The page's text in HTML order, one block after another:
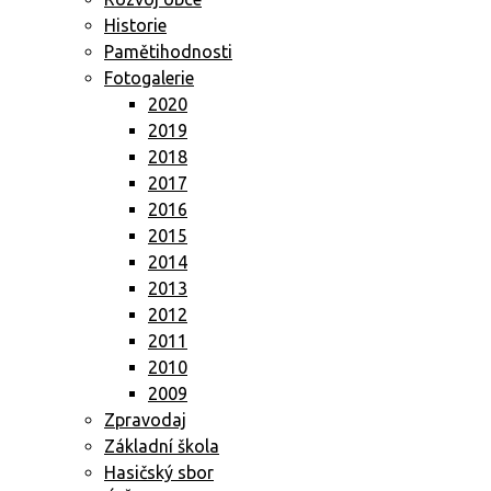
Historie
Pamětihodnosti
Fotogalerie
2020
2019
2018
2017
2016
2015
2014
2013
2012
2011
2010
2009
Zpravodaj
Základní škola
Hasičský sbor